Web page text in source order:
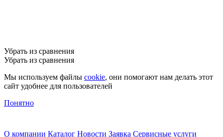
Убрать из сравнения
Убрать из сравнения
Мы используем файлы cookie, они помогают нам делать этот
сайт удобнее для пользователей
Понятно
О компании Каталог Новости Заявка Сервисные услуги